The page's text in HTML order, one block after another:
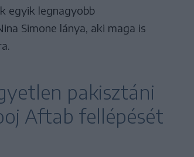
egyik legnagyobb
Simone lánya, aki maga is
pakisztáni
Aftab fellépését